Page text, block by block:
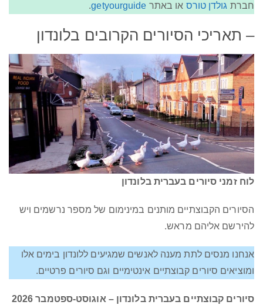
חברת גולדן טורס או באתר getyourguide
.
– תאריכי הסיורים הקרובים בלונדון
לוח זמני סיורים בעברית בלונדון
הסיורים הקבוצתיים מותנים במינימום של מספר נרשמים ויש
להירשם אליהם מראש.
אנחנו מנסים לתת מענה לאנשים שמגיעים ללונדון בימים אלו
ומוציאים סיורים קבוצתיים אינטימיים וגם סיורים פרטיים.
סיורים קבוצתיים בעברית בלונדון – אוגוסט-ספטמבר 2026